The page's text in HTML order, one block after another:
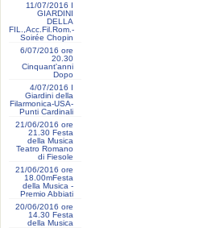
11/07/2016 I
GIARDINI
DELLA
FIL.,Acc.Fil.Rom.-
Soirée Chopin
6/07/2016 ore
20.30
Cinquant'anni
Dopo
4/07/2016 I
Giardini della
Filarmonica-USA-
Punti Cardinali
21/06/2016 ore
21.30 Festa
della Musica
Teatro Romano
di Fiesole
21/06/2016 ore
18.00mFesta
della Musica -
Premio Abbiati
20/06/2016 ore
14.30 Festa
della Musica